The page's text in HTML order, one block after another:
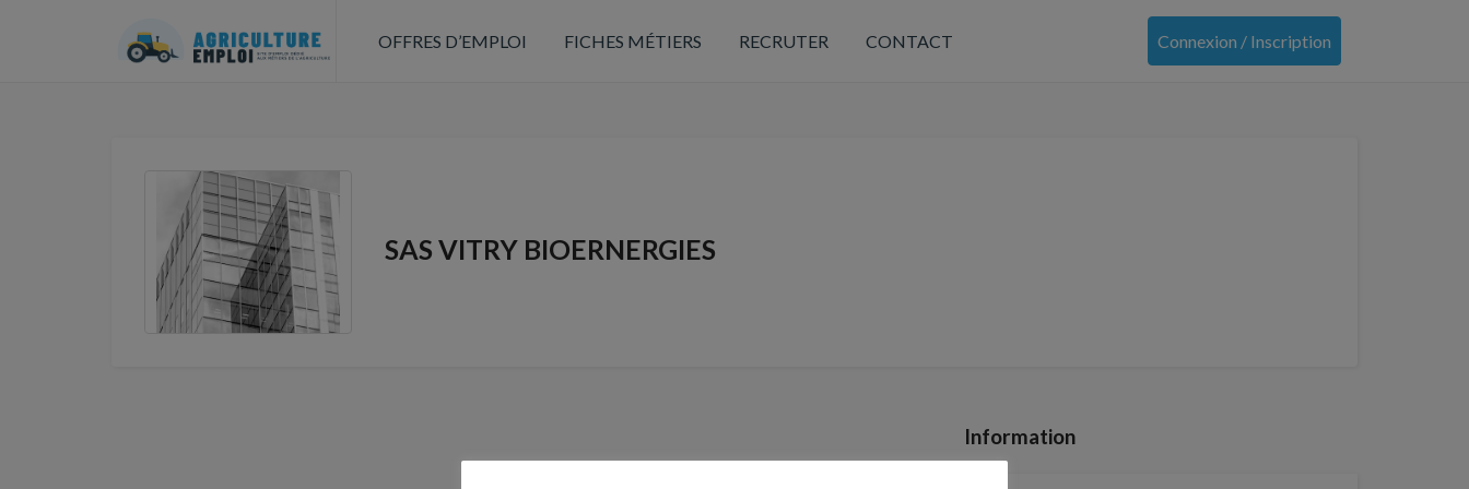
OFFRES D’EMPLOI FICHES MÉTIERS RECRUTER CONTACT Connexion / Inscription
SAS VITRY BIOERNERGIES
Information